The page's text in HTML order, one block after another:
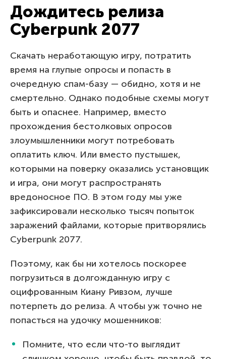
Дождитесь релиза
Cyberpunk 2077
Скачать неработающую игру, потратить
время на глупые опросы и попасть в
очередную спам-базу — обидно, хотя и не
смертельно. Однако подобные схемы могут
быть и опаснее. Например, вместо
прохождения бестолковых опросов
злоумышленники могут потребовать
оплатить ключ. Или вместо пустышек,
которыми на поверку оказались установщик
и игра, они могут распространять
вредоносное ПО. В этом году мы уже
зафиксировали несколько тысяч попыток
заражений файлами, которые притворялись
Cyberpunk 2077.
Поэтому, как бы ни хотелось поскорее
погрузиться в долгожданную игру с
оцифрованным Киану Ривзом, лучше
потерпеть до релиза. А чтобы уж точно не
попасться на удочку мошенников:
Помните, что если что-то выглядит